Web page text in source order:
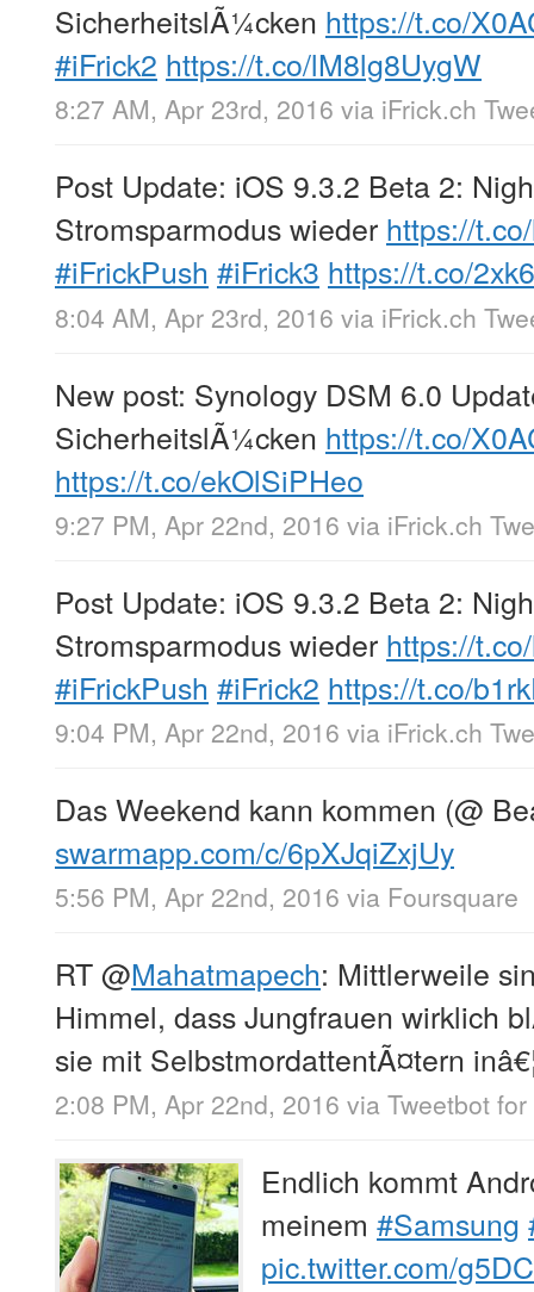
SicherheitslÃ¼cken https://t.co/
#iFrick2 https://t.co/lM8lg8UygW
8:27 AM, Apr 23rd, 2016 via iFrick.ch
Post Update: iOS 9.3.2 Beta 2:
Stromsparmodus wieder https://
#iFrickPush #iFrick3 https://t.co/
8:04 AM, Apr 23rd, 2016 via iFrick.ch
New post: Synology DSM 6.0
SicherheitslÃ¼cken https://t.co/
https://t.co/ekOlSiPHeo
9:27 PM, Apr 22nd, 2016 via iFrick.ch
Post Update: iOS 9.3.2 Beta 2:
Stromsparmodus wieder https://
#iFrickPush #iFrick2 https://t.co/
9:04 PM, Apr 22nd, 2016 via iFrick.ch
Das Weekend kann kommen (@
swarmapp.com/c/6pXJqiZxjUy
5:56 PM, Apr 22nd, 2016 via Foursquare
RT@Mahatmapech: Mittlerweile
Himmel, dass Jungfrauen wirklich
sie mit SelbstmordattentÃ¤tern
2:08 PM, Apr 22nd, 2016 via Tweetbot for
Endlich kommt
meinem #Samsung
pic.twitter.com/